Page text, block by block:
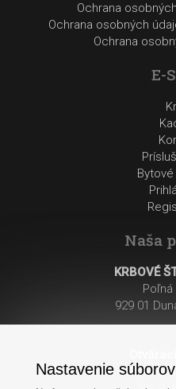
Ochrana
Ochrana osobných
Ochrana
E-
Naša
KRBOVÉ
929 01
Po - Pi:
Nastavenie